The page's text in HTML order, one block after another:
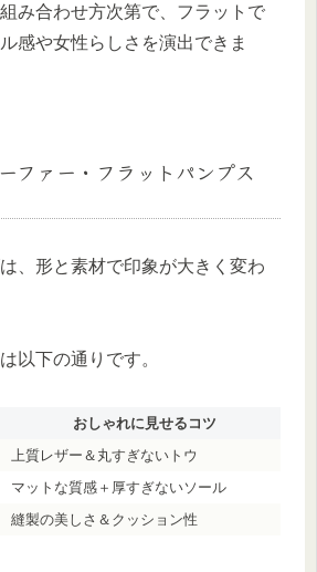
み合わせ方次第で、フラットで
感や女性らしさを演出できま
ファー・フラットパンプス
、形と素材で印象が大きく変わ
以下の通りです。
おしゃれに見せるコツ
上質レザー＆丸すぎないトウ
マットな質感＋厚すぎないソール
縫製の美しさ＆クッション性